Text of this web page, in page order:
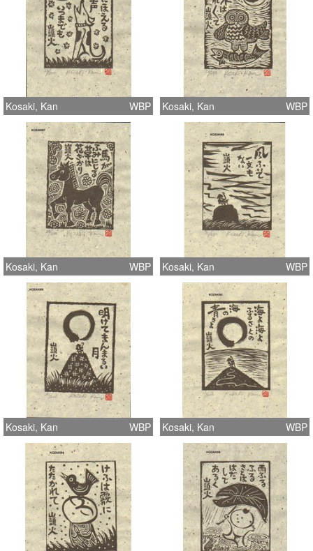
Kosaki, Kan WBP Kosaki, Kan WBP
Kosaki, Kan WBP Kosaki, Kan WBP
Kosaki, Kan WBP Kosaki, Kan WBP